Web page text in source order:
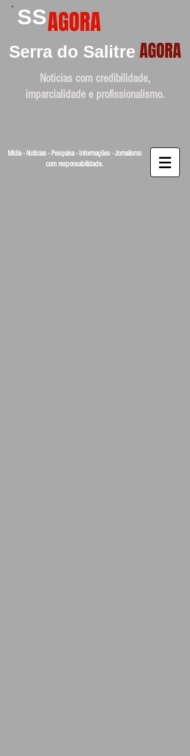
SSAGORA
Serra do Salitre AGORA
Noticias com credibilidade,
imparcialidade e profissionalismo.
Mídia - Noticias - Pesquisa - Informações - Jornalismo
com responsabilidade.